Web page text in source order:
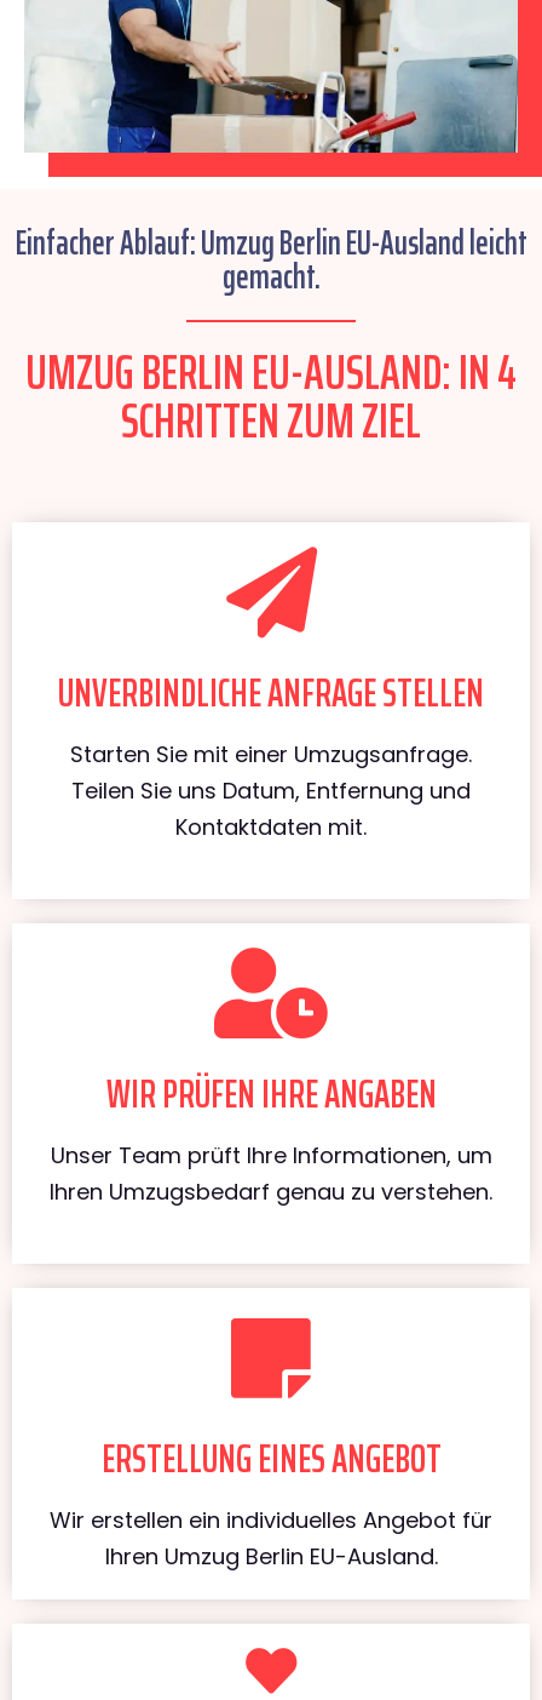
Einfacher Ablauf: Umzug Berlin EU-Ausland leicht
gemacht.
UMZUG BERLIN EU-AUSLAND: IN 4
SCHRITTEN ZUM ZIEL
UNVERBINDLICHE ANFRAGE STELLEN
Starten Sie mit einer Umzugsanfrage.
Teilen Sie uns Datum, Entfernung und
Kontaktdaten mit.
WIR PRÜFEN IHRE ANGABEN
Unser Team prüft Ihre Informationen, um
Ihren Umzugsbedarf genau zu verstehen.
ERSTELLUNG EINES ANGEBOT
Wir erstellen ein individuelles Angebot für
Ihren Umzug Berlin EU-Ausland.